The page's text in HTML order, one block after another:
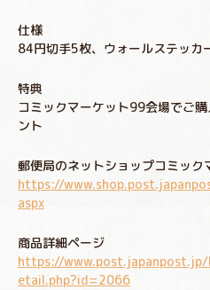
仕様
84円切手5枚、ウォールステッカ
特典
コミックマーケット99会場でご
ント
郵便局のネットショップコミッ
https://
aspx
商品詳細ページ
https://
etail.php?id=2066